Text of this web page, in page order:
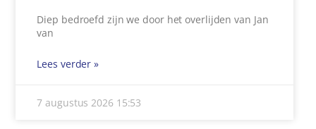
Diep bedroefd zijn we door het overlijden van Jan
van
Lees verder »
7 augustus 2026 15:53